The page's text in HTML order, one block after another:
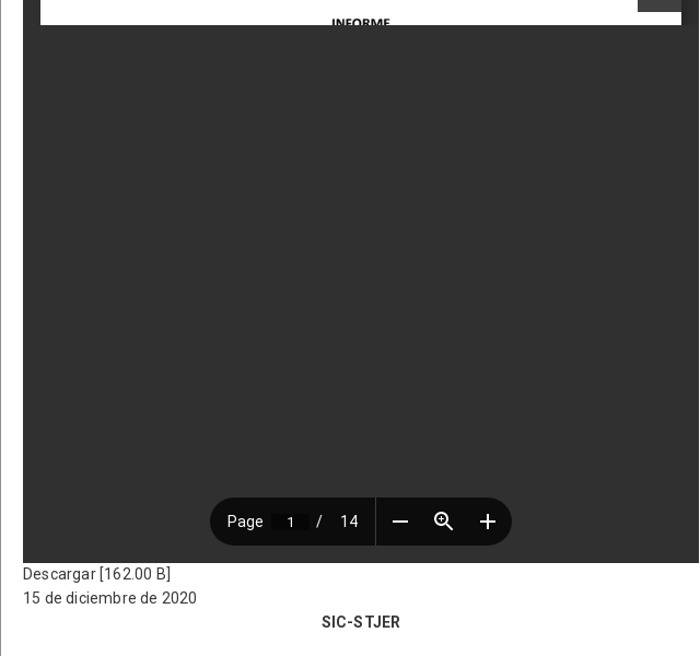
Descargar [162.00 B]
15 de diciembre de 2020
SIC-STJER